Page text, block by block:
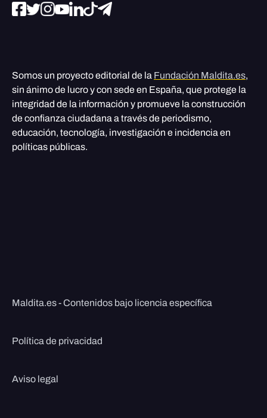
Somos un proyecto editorial de la Fundación Maldita.es,
sin ánimo de lucro y con sede en España, que protege la
integridad de la información y promueve la construcción
de confianza ciudadana a través de periodismo,
educación, tecnología, investigación e incidencia en
políticas públicas.
Maldita.es - Contenidos bajo licencia específica
Política de privacidad
Aviso legal